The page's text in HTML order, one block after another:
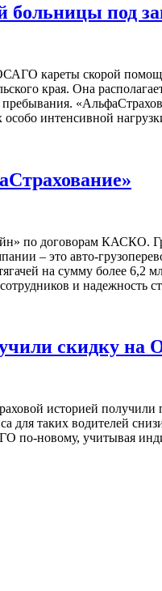
под
кареты скорой
края. Она
интенсивной
по договорам КАСКО.
– это авто-
на сумму более
и надежность
скидку на
историей получили
для таких водителей
новому, учитывая